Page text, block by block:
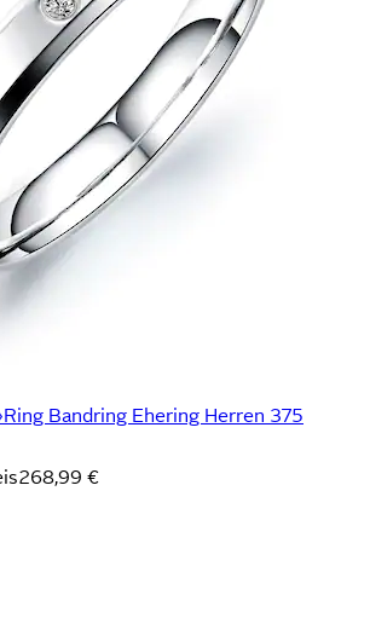
Bandring Ehering Herren 375
268,99 €